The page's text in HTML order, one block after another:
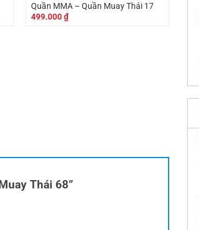
Quần MMA – Quần Muay Thái 17
499.000₫
Thái 68”